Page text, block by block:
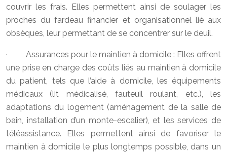
couvrir les frais. Elles permettent ainsi de soulager les
proches du fardeau financier et organisationnel lié aux
obsèques, leur permettant de se concentrer sur le deuil.
· Assurances pour le maintien à domicile : Elles offrent
une prise en charge des coûts liés au maintien à domicile
du patient, tels que l’aide à domicile, les équipements
médicaux (lit médicalisé, fauteuil roulant, etc.), les
adaptations du logement (aménagement de la salle de
bain, installation d’un monte-escalier), et les services de
téléassistance. Elles permettent ainsi de favoriser le
maintien à domicile le plus longtemps possible, dans un